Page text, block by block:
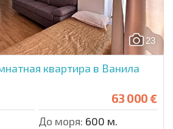
23
квартира в Ванила
63 000 €
До моря: 600 м.